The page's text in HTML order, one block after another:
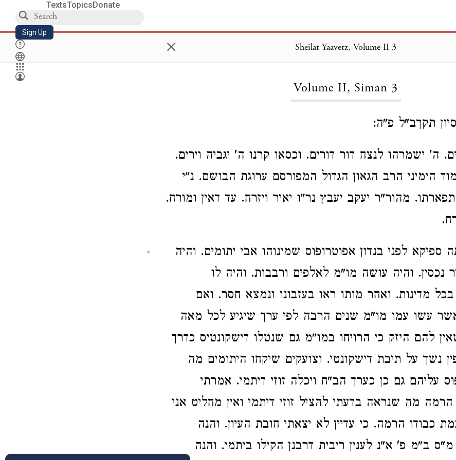
TextsTopicsDonate
Sign Up × Sheilat Yaavetz, Volume II 3
Volume II, Siman 3
תקךב"ל פ"ה:
ה' ישמרהו לנצח דור דורים. וכסאו קרנו ה' יגביה וירים.
הימיני הרב הגאון הגדול המפורסם ערוגת הבושם. נ"י
מהור"ר יעקב יעבץ נר"ו יאיר ויזרח. עד דאין ומורח.
ספיקא לפני בנדון אפוטרופוס שמינוהו אבי יתומים. והיה
נכסין. והיה עושה מו"מ לאלפים ורבבות. והיה לו
בכל מדינות. ואחר מותו ראו בעזבונו ונמצא חסר. ואם
עשו עמו מו"מ שנים הרבה לפי ערך שיגיע לכל מאה
להם היזק כי הרויחו במו"מ גם שנטלו דישקונטיס כדרך
נשך על תיבת דישקונטי. וצועקים שיקחו היתומים מה
עליהם גם כן כערך הב"ח ויכלה זוזי דיתמי. אמרתי
הרמה מה שנראה בדעתי להציל זוזי דיתמי ואין מחליט אני
כבודו הרמה. כי עדיין לא יצאתי חובת העיון. והנה
ב"מ פ' א"נ לענין ריבית דרבנן הקילו ביתמי. והנה